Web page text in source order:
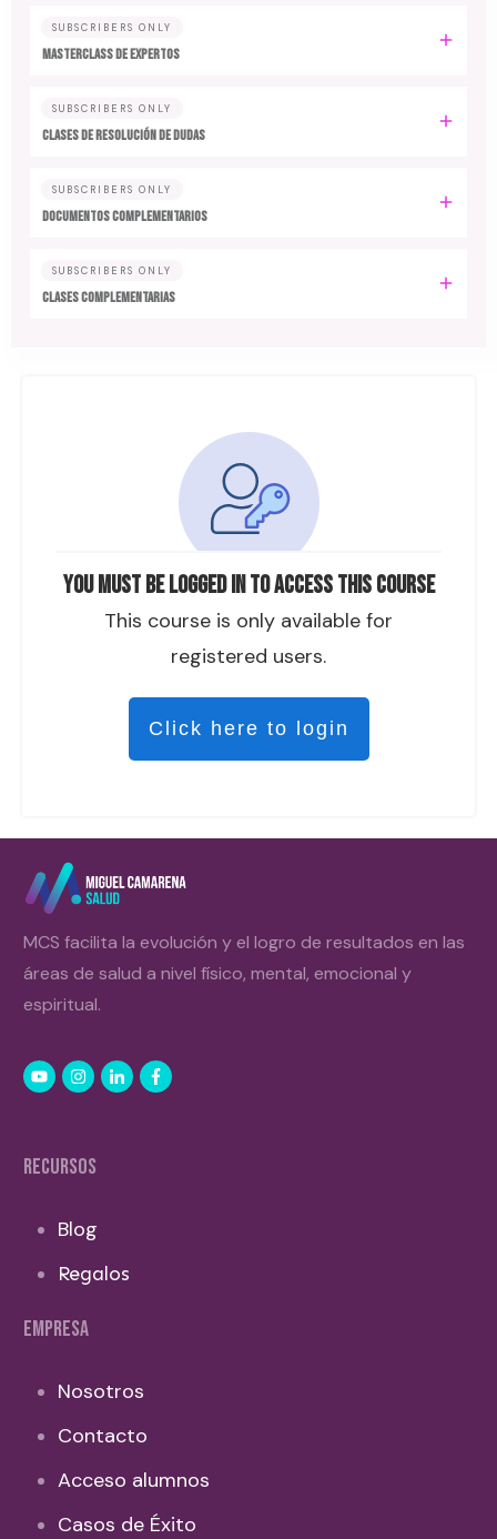
You must be logged in to access this course
This course is only available for
registered users.
Click here to login
SUBSCRIBERS ONLY
MASTERCLASS DE EXPERTOS
SUBSCRIBERS ONLY
CLASES DE RESOLUCIÓN DE DUDAS
SUBSCRIBERS ONLY
DOCUMENTOS COMPLEMENTARIOS
SUBSCRIBERS ONLY
CLASES COMPLEMENTARIAS
MCS facilita la evolución y el logro de resultados en las
áreas de salud a nivel físico, mental, emocional y
espiritual.
RECURSOS
Blog
Regalos
EMPRESA
Nosotros
Contacto
Acceso alumnos
Casos de Éxito